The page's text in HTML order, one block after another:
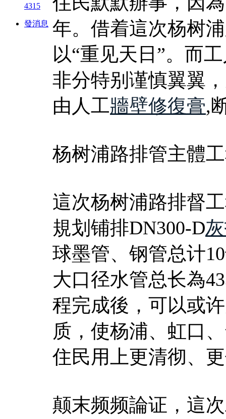
4315
發消息 年。借着這次杨树
以“重见天日”。而
非分特别谨慎翼翼
由人工牆壁修復膏,
杨树浦路排管主體
這次杨树浦路排督
規划铺排DN300-D
球墨管、钢管总计
大口径水管总长為
程完成後，可以或
质，使杨浦、虹口
住民用上更清彻、
颠末频频論证，這